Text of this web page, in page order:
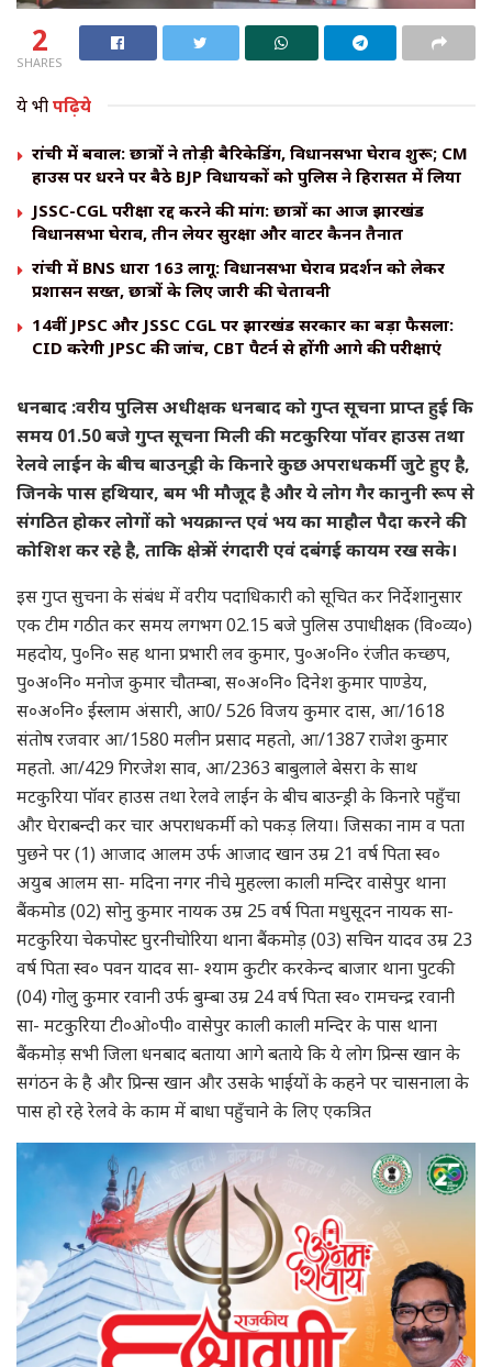
2
SHARES
ये भीपढ़िये
रांची में बवाल: छात्रों ने तोड़ी बैरिकेडिंग, विधानसभा घेराव शुरू; CM
हाउस पर धरने पर बैठे BJP विधायकों को पुलिस ने हिरासत में लिया
JSSC-CGL परीक्षा रद्द करने की मांग: छात्रों का आज झारखंड
विधानसभा घेराव, तीन लेयर सुरक्षा और वाटर कैनन तैनात
रांची में BNS धारा 163 लागू: विधानसभा घेराव प्रदर्शन को लेकर
प्रशासन सख्त, छात्रों के लिए जारी की चेतावनी
14वीं JPSC और JSSC CGL पर झारखंड सरकार का बड़ा फैसला:
CID करेगी JPSC की जांच, CBT पैटर्न से होंगी आगे की परीक्षाएं
धनबाद :वरीय पुलिस अधीक्षक धनबाद को गुप्त सूचना प्राप्त हुई कि
समय 01.50 बजे गुप्त सूचना मिली की मटकुरिया पॉवर हाउस तथा
रेलवे लाईन के बीच बाउन्‌ड्री के किनारे कुछ अपराधकर्मी जुटे हुए है,
जिनके पास हथियार, बम भी मौजूद है और ये लोग गैर कानुनी रूप से
संगठित होकर लोगों को भयक्रान्त एवं भय का माहौल पैदा करने की
कोशिश कर रहे है, ताकि क्षेत्र में रंगदारी एवं दबंगई कायम रख सके।
इस गुप्त सुचना के संबंध में वरीय पदाधिकारी को सूचित कर निर्देशानुसार
एक टीम गठीत कर समय लगभग 02.15 बजे पुलिस उपाधीक्षक (वि०व्य०)
महदोय, पु०नि० सह थाना प्रभारी लव कुमार, पु०अ०नि० रंजीत कच्छप,
पु०अ०नि० मनोज कुमार चौतम्बा, स०अ०नि० दिनेश कुमार पाण्डेय,
स०अ०नि० ईस्लाम अंसारी, आ0/ 526 विजय कुमार दास, आ/1618
संतोष रजवार आ/1580 मलीन प्रसाद महतो, आ/1387 राजेश कुमार
महतो. आ/429 गिरजेश साव, आ/2363 बाबुलाले बेसरा के साथ
मटकुरिया पॉवर हाउस तथा रेलवे लाईन के बीच बाउन्ड्री के किनारे पहुँचा
और घेराबन्दी कर चार अपराधकर्मी को पकड़ लिया। जिसका नाम व पता
पुछने पर (1) आजाद आलम उर्फ आजाद खान उम्र 21 वर्ष पिता स्व०
अयुब आलम सा- मदिना नगर नीचे मुहल्ला काली मन्दिर वासेपुर थाना
बैंकमोड (02) सोनु कुमार नायक उम्र 25 वर्ष पिता मधुसूदन नायक सा-
मटकुरिया चेकपोस्ट घुरनीचोरिया थाना बैंकमोड़ (03) सचिन यादव उम्र 23
वर्ष पिता स्व० पवन यादव सा- श्याम कुटीर करकेन्द बाजार थाना पुटकी
(04) गोलु कुमार रवानी उर्फ बुम्बा उम्र 24 वर्ष पिता स्व० रामचन्द्र रवानी
सा- मटकुरिया टी०ओ०पी० वासेपुर काली काली मन्दिर के पास थाना
बैंकमोड़ सभी जिला धनबाद बताया आगे बताये कि ये लोग प्रिन्स खान के
सगंठन के है और प्रिन्स खान और उसके भाईयों के कहने पर चासनाला के
पास हो रहे रेलवे के काम में बाधा पहुँचाने के लिए एकत्रित